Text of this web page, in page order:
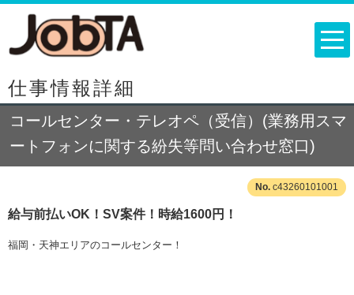
仕事情報詳細
コールセンター・テレオペ（受信）(業務用スマ
ートフォンに関する紛失等問い合わせ窓口)
c43260101001
給与前払いOK！SV案件！時給1600円！
福岡・天神エリアのコールセンター！